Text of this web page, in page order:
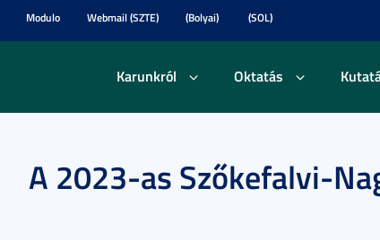
Modulo Webmail (SZTE) (Bolyai) (SOL)
Karunkról Oktatás
A 2023-as Szőkefalvi-